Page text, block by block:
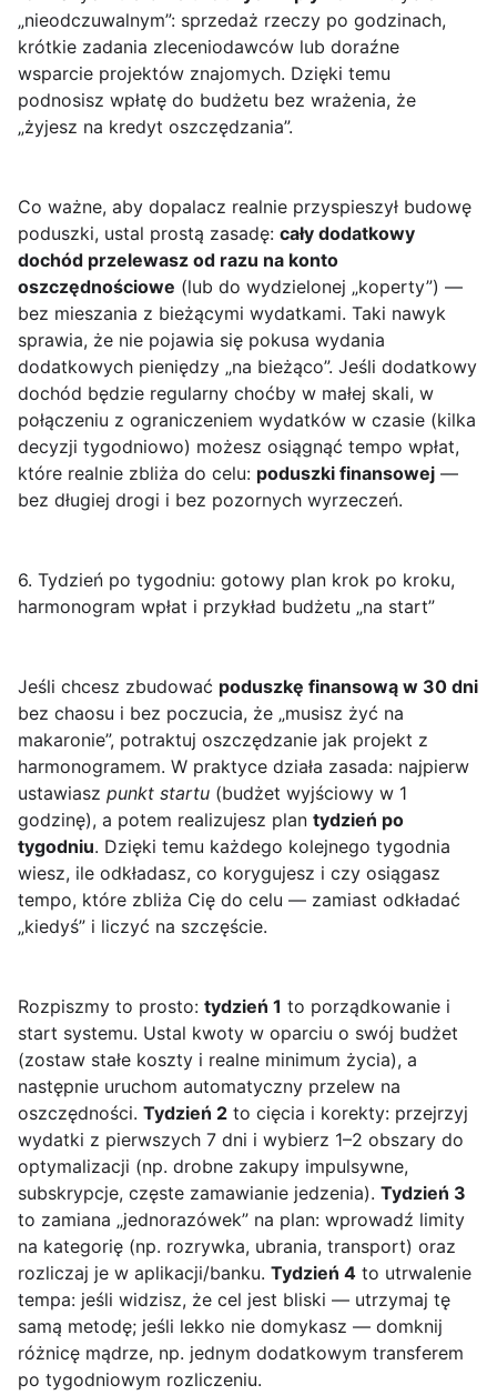
„nieodczuwalnym”: sprzedaż rzeczy po godzinach,
krótkie zadania zleceniodawców lub doraźne
wsparcie projektów znajomych. Dzięki temu
podnosisz wpłatę do budżetu bez wrażenia, że
„żyjesz na kredyt oszczędzania”.
Co ważne, aby dopalacz realnie przyspieszył budowę
poduszki, ustal prostą zasadę: cały dodatkowy
dochód przelewasz od razu na konto
oszczędnościowe (lub do wydzielonej „koperty”) —
bez mieszania z bieżącymi wydatkami. Taki nawyk
sprawia, że nie pojawia się pokusa wydania
dodatkowych pieniędzy „na bieżąco”. Jeśli dodatkowy
dochód będzie regularny choćby w małej skali, w
połączeniu z ograniczeniem wydatków w czasie (kilka
decyzji tygodniowo) możesz osiągnąć tempo wpłat,
które realnie zbliża do celu: poduszki finansowej —
bez długiej drogi i bez pozornych wyrzeczeń.
6. Tydzień po tygodniu: gotowy plan krok po kroku,
harmonogram wpłat i przykład budżetu „na start”
Jeśli chcesz zbudować poduszkę finansową w 30 dni
bez chaosu i bez poczucia, że „musisz żyć na
makaronie”, potraktuj oszczędzanie jak projekt z
harmonogramem. W praktyce działa zasada: najpierw
ustawiasz punkt startu (budżet wyjściowy w 1
godzinę), a potem realizujesz plan tydzień po
tygodniu. Dzięki temu każdego kolejnego tygodnia
wiesz, ile odkładasz, co korygujesz i czy osiągasz
tempo, które zbliża Cię do celu — zamiast odkładać
„kiedyś” i liczyć na szczęście.
Rozpiszmy to prosto: tydzień 1 to porządkowanie i
start systemu. Ustal kwoty w oparciu o swój budżet
(zostaw stałe koszty i realne minimum życia), a
następnie uruchom automatyczny przelew na
oszczędności. Tydzień 2 to cięcia i korekty: przejrzyj
wydatki z pierwszych 7 dni i wybierz 1–2 obszary do
optymalizacji (np. drobne zakupy impulsywne,
subskrypcje, częste zamawianie jedzenia). Tydzień 3
to zamiana „jednorazówek” na plan: wprowadź limity
na kategorię (np. rozrywka, ubrania, transport) oraz
rozliczaj je w aplikacji/banku. Tydzień 4 to utrwalenie
tempa: jeśli widzisz, że cel jest bliski — utrzymaj tę
samą metodę; jeśli lekko nie domykasz — domknij
różnicę mądrze, np. jednym dodatkowym transferem
po tygodniowym rozliczeniu.